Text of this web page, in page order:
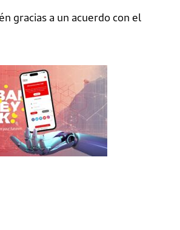
gracias a un acuerdo con el